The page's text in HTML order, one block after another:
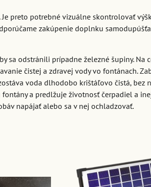
preto potrebné vizuálne skontrolovať
zakúpenie doplnku
sa odstránili prípadne železné šupiny. Na
čistej a zdravej vody vo fontánach.
voda dlhodobo krištáľovo čistá, bez
a predlžuje životnosť čerpadiel a
napájať alebo sa v nej ochladzovať.